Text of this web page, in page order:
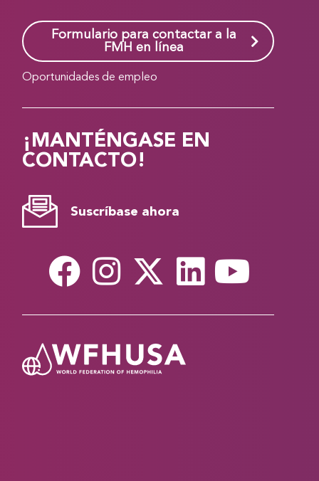
Formulario para contactar a la
FMH en línea
Oportunidades de empleo
¡MANTÉNGASE EN
CONTACTO!
Suscríbase ahora